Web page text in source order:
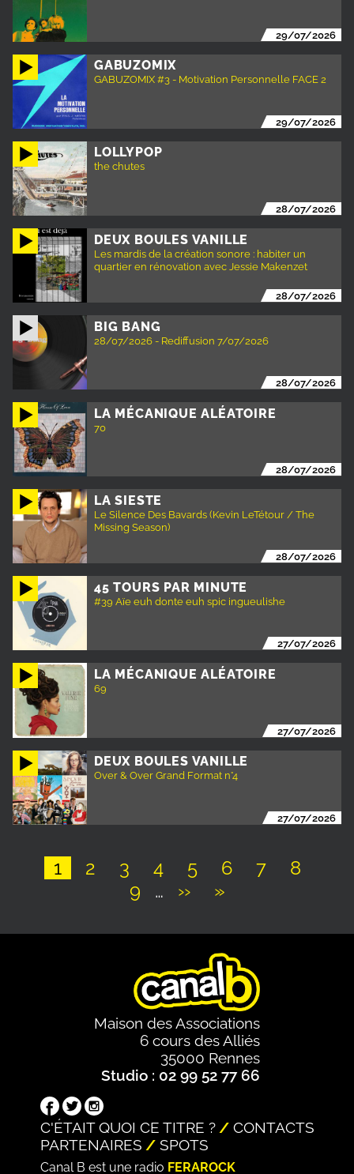
29/07/2026
GABUZOMIX
GABUZOMIX #3 - Motivation Personnelle FACE 2
29/07/2026
LOLLYPOP
the chutes
28/07/2026
DEUX BOULES VANILLE
Les mardis de la création sonore : habiter un
quartier en rénovation avec Jessie Makenzet
28/07/2026
BIG BANG
28/07/2026 - Rediffusion 7/07/2026
28/07/2026
LA MÉCANIQUE ALÉATOIRE
70
28/07/2026
LA SIESTE
Le Silence Des Bavards (Kevin LeTétour / The
Missing Season)
28/07/2026
45 TOURS PAR MINUTE
#39 Aïe euh donte euh spic ingueulishe
27/07/2026
LA MÉCANIQUE ALÉATOIRE
69
27/07/2026
DEUX BOULES VANILLE
Over & Over Grand Format n°4
27/07/2026
Page
1 Page
2 Page
3 Page
4 Page
5 Page
6 Page
7 Page
8
Page
9 …
Page
››
Dernière
»
Maison des Associations
6 cours des Alliés
35000 Rennes
Studio : 02 99 52 77 66
C'ÉTAIT QUOI CE TITRE ?
CONTACTS
PARTENAIRES
SPOTS
Canal B est une radio FERAROCK